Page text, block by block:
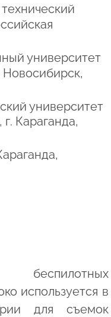
университет
Новосибирск,
университет
Караганда,
используется в
для съемок